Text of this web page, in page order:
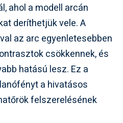
ahol a modell arcán
deríthetjük vele. A
az arc egyenletesebben
csökkennek, és
hatású lesz. Ez a
a hivatásos
felszerelésének